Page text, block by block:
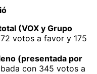
(VOX y Grupo
votos a favor y 175
(presentada por
con 345 votos a